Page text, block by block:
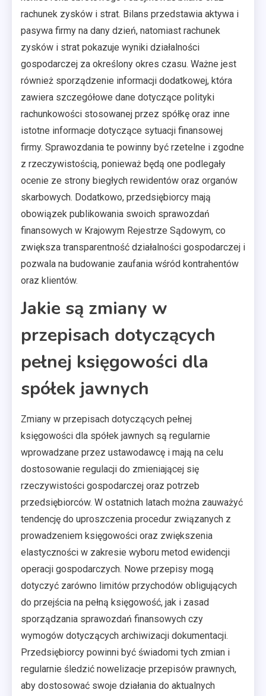
rachunek zysków i strat. Bilans przedstawia aktywa i
pasywa firmy na dany dzień, natomiast rachunek
zysków i strat pokazuje wyniki działalności
gospodarczej za określony okres czasu. Ważne jest
również sporządzenie informacji dodatkowej, która
zawiera szczegółowe dane dotyczące polityki
rachunkowości stosowanej przez spółkę oraz inne
istotne informacje dotyczące sytuacji finansowej
firmy. Sprawozdania te powinny być rzetelne i zgodne
z rzeczywistością, ponieważ będą one podlegały
ocenie ze strony biegłych rewidentów oraz organów
skarbowych. Dodatkowo, przedsiębiorcy mają
obowiązek publikowania swoich sprawozdań
finansowych w Krajowym Rejestrze Sądowym, co
zwiększa transparentność działalności gospodarczej i
pozwala na budowanie zaufania wśród kontrahentów
oraz klientów.
Jakie są zmiany w
przepisach dotyczących
pełnej księgowości dla
spółek jawnych
Zmiany w przepisach dotyczących pełnej
księgowości dla spółek jawnych są regularnie
wprowadzane przez ustawodawcę i mają na celu
dostosowanie regulacji do zmieniającej się
rzeczywistości gospodarczej oraz potrzeb
przedsiębiorców. W ostatnich latach można zauważyć
tendencję do uproszczenia procedur związanych z
prowadzeniem księgowości oraz zwiększenia
elastyczności w zakresie wyboru metod ewidencji
operacji gospodarczych. Nowe przepisy mogą
dotyczyć zarówno limitów przychodów obligujących
do przejścia na pełną księgowość, jak i zasad
sporządzania sprawozdań finansowych czy
wymogów dotyczących archiwizacji dokumentacji.
Przedsiębiorcy powinni być świadomi tych zmian i
regularnie śledzić nowelizacje przepisów prawnych,
aby dostosować swoje działania do aktualnych